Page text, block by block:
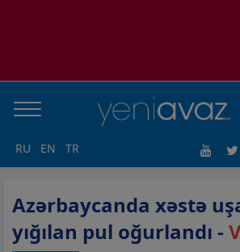
RU EN TR
Azərbaycanda xəstə
yığılan pul oğurlandı -